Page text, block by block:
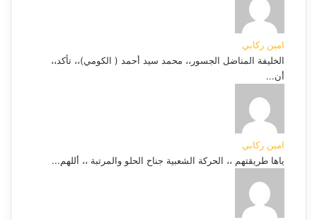
امين ركابي
الخليفة المناضل الجسور،، محمد سيد أحمد ( الكومي)،، تأكد،،
أن...
امين ركابي
ياها طريقتهم ،، الحركة الشعبية جناح الحلو والمرتبة ،، أللهم...